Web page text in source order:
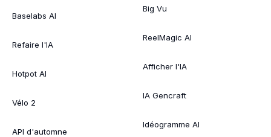
Baselabs AI
Refaire l'IA
Hotpot AI
Vélo 2
API d'automne
Big Vu
ReelMagic AI
Afficher l'IA
IA Gencraft
Idéogramme AI